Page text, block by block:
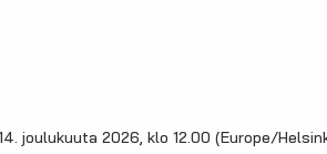
joulukuuta 2026, klo 12.00 (Europe/